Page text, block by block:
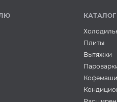
для
Аксессуары
Лезвия для
стальные
Плиты
Вытяжки